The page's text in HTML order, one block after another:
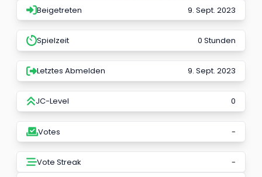
Beigetreten 9. Sept. 2023
Spielzeit 0 Stunden
Letztes Abmelden 9. Sept. 2023
JC-Level 0
Votes -
Vote Streak -